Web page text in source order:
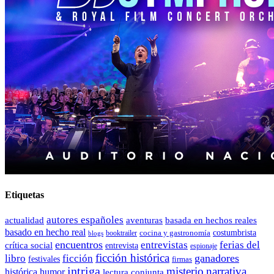
Etiquetas
actualidad autores españoles aventuras basada en hechos reales
basado en hecho real blogs booktrailer cocina y gastronomía costumbrista
crítica social encuentros entrevista entrevistas espionaje ferias del
libro festivales ficción ficción histórica firmas ganadores
histórica humor intriga lectura conjunta misterio narrativa